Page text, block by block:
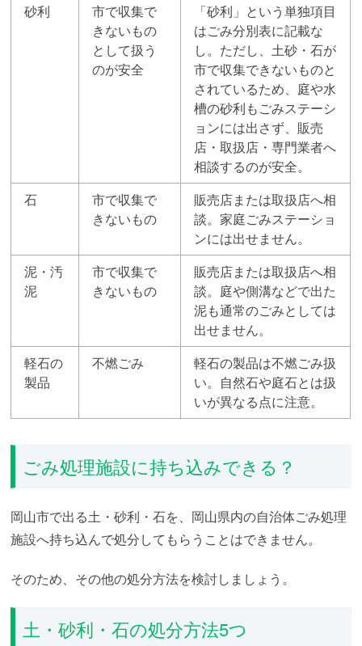
砂利
市で収集で
きないもの
として扱う
のが安全
「砂利」という単独項目
はごみ分別表に記載な
し。ただし、土砂・石が
市で収集できないものと
されているため、庭や水
槽の砂利もごみステーシ
ョンには出さず、販売
店・取扱店・専門業者へ
相談するのが安全。
石
市で収集で
きないもの
販売店または取扱店へ相
談。家庭ごみステーショ
ンには出せません。
泥・汚
泥
市で収集で
きないもの
販売店または取扱店へ相
談。庭や側溝などで出た
泥も通常のごみとしては
出せません。
軽石の
製品
不燃ごみ
軽石の製品は不燃ごみ扱
い。自然石や庭石とは扱
いが異なる点に注意。
ごみ処理施設に持ち込みできる？
岡山市で出る土・砂利・石を、岡山県内の自治体ごみ処理
施設へ持ち込んで処分してもらうことはできません。
そのため、その他の処分方法を検討しましょう。
土・砂利・石の処分方法5つ